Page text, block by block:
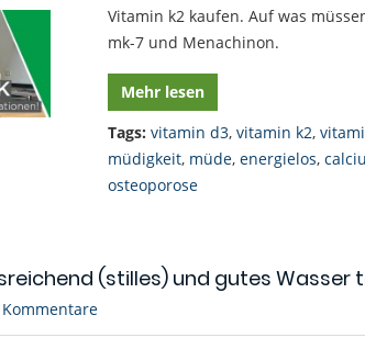
Vitamin k2 kaufen. Auf was
mk-7 und Menachinon.
Mehr lesen
Tags: vitamin d3, vitamin k2,
müdigkeit, müde, energielos,
osteoporose
(stilles) und gutes Wasser